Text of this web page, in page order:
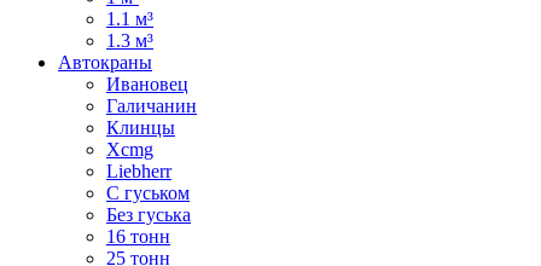
1.1 м³
1.3 м³
Автокраны
Ивановец
Галичанин
Клинцы
Xcmg
Liebherr
С гуськом
Без гуська
16 тонн
25 тонн